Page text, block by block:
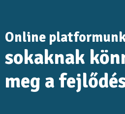
Online
sokaknak
meg a